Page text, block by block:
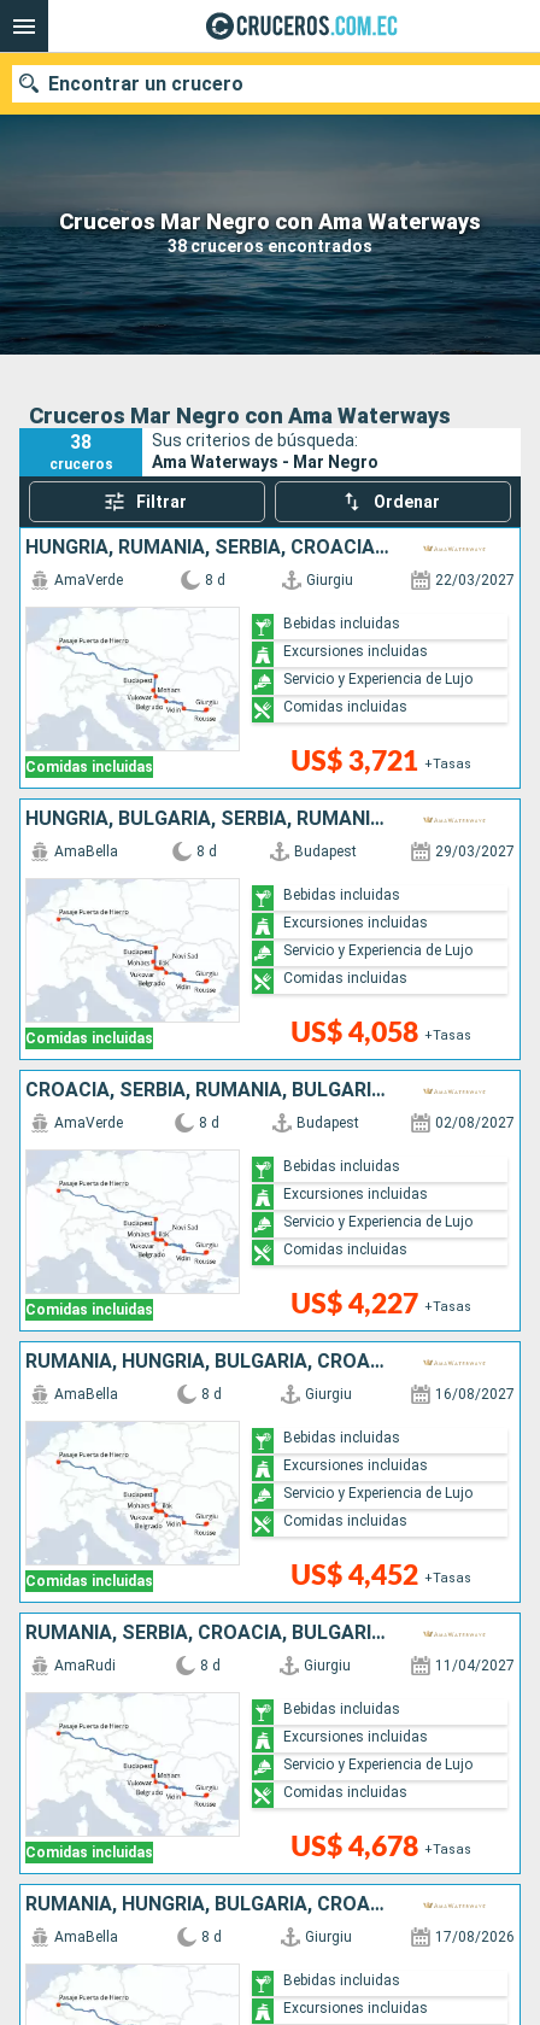
Cruceros Mar Negro con Ama Waterways
38 cruceros encontrados
Encontrar un crucero
Nuestros destinos
Fecha de salida
Puertos Compañías
Cruceros Mar Negro con Ama Waterways
38
cruceros
Sus criterios de búsqueda:
Ama Waterways - Mar Negro
Filtrar Ordenar
HUNGRÍA, RUMANIA, SERBIA, CROACIA, BULGARIA
Comidas incluidas
AmaVerde 8 d Giurgiu 22/03/2027
US$ 3,721 +Tasas
Bebidas incluidas
Excursiones incluidas
Servicio y Experiencia de Lujo
Comidas incluidas
HUNGRÍA, BULGARIA, SERBIA, RUMANIA, CROACIA
Comidas incluidas
AmaBella 8 d Budapest 29/03/2027
US$ 4,058 +Tasas
Bebidas incluidas
Excursiones incluidas
Servicio y Experiencia de Lujo
Comidas incluidas
CROACIA, SERBIA, RUMANIA, BULGARIA, HUNGRÍA
Comidas incluidas
AmaVerde 8 d Budapest 02/08/2027
US$ 4,227 +Tasas
Bebidas incluidas
Excursiones incluidas
Servicio y Experiencia de Lujo
Comidas incluidas
RUMANIA, HUNGRÍA, BULGARIA, CROACIA, SERBIA
Comidas incluidas
AmaBella 8 d Giurgiu 16/08/2027
US$ 4,452 +Tasas
Bebidas incluidas
Excursiones incluidas
Servicio y Experiencia de Lujo
Comidas incluidas
RUMANIA, SERBIA, CROACIA, BULGARIA, HUNGRÍA
Comidas incluidas
AmaRudi 8 d Giurgiu 11/04/2027
US$ 4,678 +Tasas
Bebidas incluidas
Excursiones incluidas
Servicio y Experiencia de Lujo
Comidas incluidas
RUMANIA, HUNGRÍA, BULGARIA, CROACIA, SERBIA
AmaBella 8 d Giurgiu 17/08/2026
Bebidas incluidas
Excursiones incluidas